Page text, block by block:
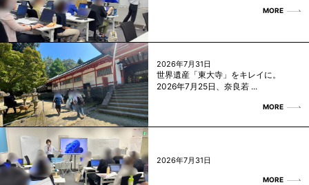
MORE
2026年7月31日
世界遺産「東大寺」をキレイに。
2026年7月25日、奈良若 ...
MORE
2026年7月31日
MORE